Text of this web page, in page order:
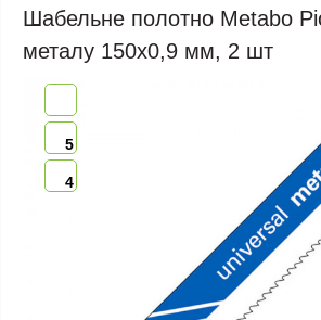
Шабельне полотно Metabo
металу 150х0,9 мм, 2 шт
5
4